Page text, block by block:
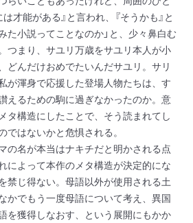
才能がある』と言われ、『そうかも』と
た小説ってことなのか」と、少々鼻白む
つまり、サユリ万歳をサユリ本人が小
どんだけおめでたいんだサユリ。サリ
が渾身で応援した登場人物たちは、す
えるための駒に過ぎなかったのか。意
タ構造にしたことで、そう読まれてし
ではないかと危惧される。
の名が本当はナキチだと明かされる点
によって本作のメタ構造が決定的にな
禁じ得ない。母語以外が使用される土
かでもう一度母語について考え、異国
を獲得しなおす、という展開にもかか